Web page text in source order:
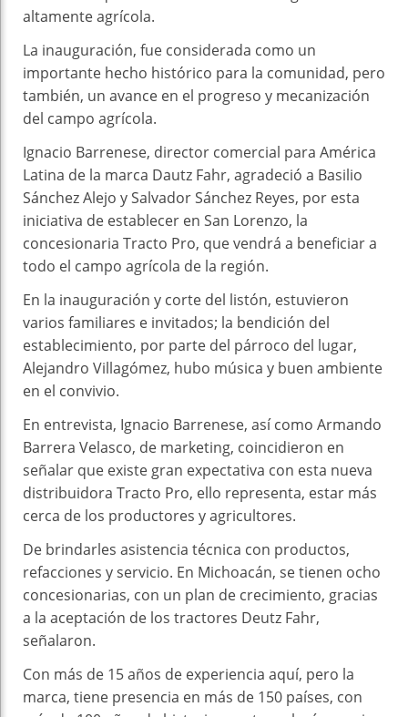
altamente agrícola.
La inauguración, fue considerada como un
importante hecho histórico para la comunidad, pero
también, un avance en el progreso y mecanización
del campo agrícola.
Ignacio Barrenese, director comercial para América
Latina de la marca Dautz Fahr, agradeció a Basilio
Sánchez Alejo y Salvador Sánchez Reyes, por esta
iniciativa de establecer en San Lorenzo, la
concesionaria Tracto Pro, que vendrá a beneficiar a
todo el campo agrícola de la región.
En la inauguración y corte del listón, estuvieron
varios familiares e invitados; la bendición del
establecimiento, por parte del párroco del lugar,
Alejandro Villagómez, hubo música y buen ambiente
en el convivio.
En entrevista, Ignacio Barrenese, así como Armando
Barrera Velasco, de marketing, coincidieron en
señalar que existe gran expectativa con esta nueva
distribuidora Tracto Pro, ello representa, estar más
cerca de los productores y agricultores.
De brindarles asistencia técnica con productos,
refacciones y servicio. En Michoacán, se tienen ocho
concesionarias, con un plan de crecimiento, gracias
a la aceptación de los tractores Deutz Fahr,
señalaron.
Con más de 15 años de experiencia aquí, pero la
marca, tiene presencia en más de 150 países, con